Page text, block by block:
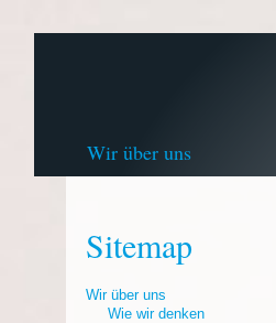
Wir über uns
Sitemap
Wir über uns
Wie wir denken